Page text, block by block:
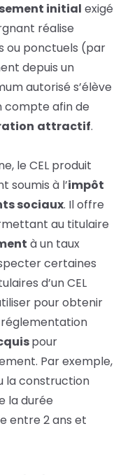
initial exigé
réalise
ou ponctuels (par
depuis un
autorisé s’élève
compte afin de
attractif.
le CEL produit
soumis à l’impôt
sociaux. Il offre
au titulaire
à un taux
certaines
d’un CEL
pour obtenir
réglementation
pour
Par exemple,
la construction
la durée
entre 2 ans et